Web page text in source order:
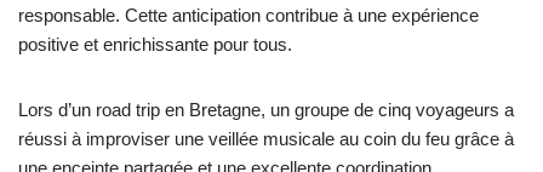
responsable. Cette anticipation contribue à une expérience
positive et enrichissante pour tous.
Lors d’un road trip en Bretagne, un groupe de cinq voyageurs a
réussi à improviser une veillée musicale au coin du feu grâce à